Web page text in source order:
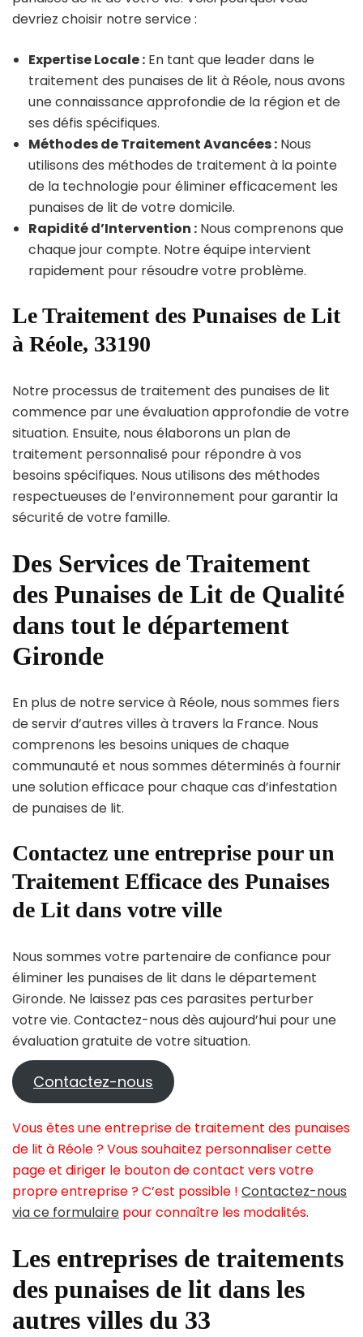
devriez choisir notre service :
Expertise Locale : En tant que leader dans le
traitement des punaises de lit à Réole, nous avons
une connaissance approfondie de la région et de
ses défis spécifiques.
Méthodes de Traitement Avancées : Nous
utilisons des méthodes de traitement à la pointe
de la technologie pour éliminer efficacement les
punaises de lit de votre domicile.
Rapidité d’Intervention : Nous comprenons que
chaque jour compte. Notre équipe intervient
rapidement pour résoudre votre problème.
Le Traitement des Punaises de Lit
à Réole, 33190
Notre processus de traitement des punaises de lit
commence par une évaluation approfondie de votre
situation. Ensuite, nous élaborons un plan de
traitement personnalisé pour répondre à vos
besoins spécifiques. Nous utilisons des méthodes
respectueuses de l’environnement pour garantir la
sécurité de votre famille.
Des Services de Traitement
des Punaises de Lit de Qualité
dans tout le département
Gironde
En plus de notre service à Réole, nous sommes fiers
de servir d’autres villes à travers la France. Nous
comprenons les besoins uniques de chaque
communauté et nous sommes déterminés à fournir
une solution efficace pour chaque cas d’infestation
de punaises de lit.
Contactez une entreprise pour un
Traitement Efficace des Punaises
de Lit dans votre ville
Nous sommes votre partenaire de confiance pour
éliminer les punaises de lit dans le département
Gironde. Ne laissez pas ces parasites perturber
votre vie. Contactez-nous dès aujourd’hui pour une
évaluation gratuite de votre situation.
Contactez-nous
Vous êtes une entreprise de traitement des punaises
de lit à Réole ? Vous souhaitez personnaliser cette
page et diriger le bouton de contact vers votre
propre entreprise ? C’est possible ! Contactez-nous
via ce formulaire pour connaître les modalités.
Les entreprises de traitements
des punaises de lit dans les
autres villes du 33